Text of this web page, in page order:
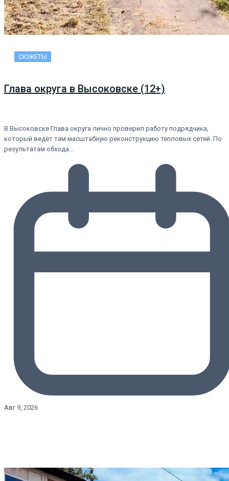
СЮЖЕТЫ
Глава округа в Высоковске (12+)
В Высоковске Глава округа лично проверил работу подрядчика,
который ведёт там масштабную реконструкцию тепловых сетей. По
результатам обхода…
Авг 9, 2026